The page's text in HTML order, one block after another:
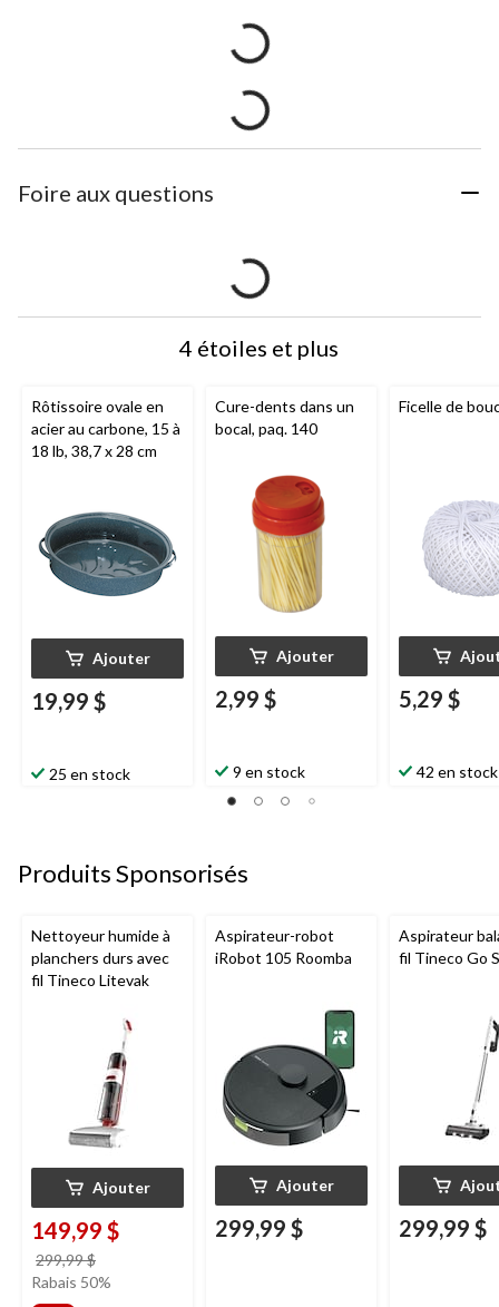
Foire aux questions
4 étoiles et plus
Rôtissoire ovale en
acier au carbone, 15 à
18 lb, 38,7 x 28 cm
Ajouter
19,99 $
25 en stock
Cure-dents dans un
bocal, paq. 140
Ajouter
2,99 $
9 en stock
Ficelle de
5,29 $
42 en stock
Produits Sponsorisés
Nettoyeur humide à
planchers durs avec
fil Tineco Litevak
Ajouter
149,99 $
299,99 $
était
Rabais 50%
Aspirateur-robot
iRobot 105 Roomba
Ajouter
299,99 $
Aspirateur
fil Tineco Go
299,99 $